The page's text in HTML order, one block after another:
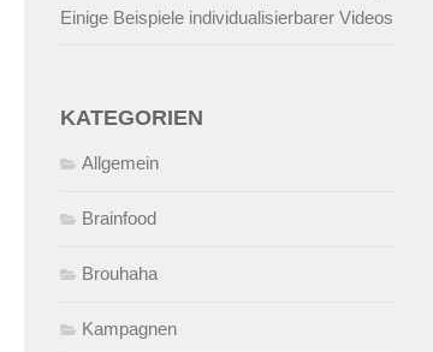
Einige Beispiele individualisierbarer Videos
KATEGORIEN
Allgemein
Brainfood
Brouhaha
Kampagnen